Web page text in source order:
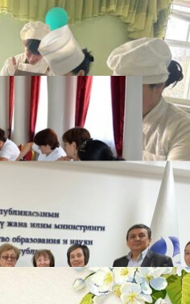
07.08.2026
Абитуриент
ЖОЖДОРГО КАБЫЛ
БАШТАЛДЫ
27.07.2026
ӨЗҮҢДҮН КЕЛЕЧЕГИҢ
20.07.2026
ЖОЖДОРГО КАБЫЛ
20.07.2026
Медиа
СУЗАКТА 750 ОРУНДУУ
ПАЙДАЛАНУУГА БЕРИЛЕТ
07.08.2025